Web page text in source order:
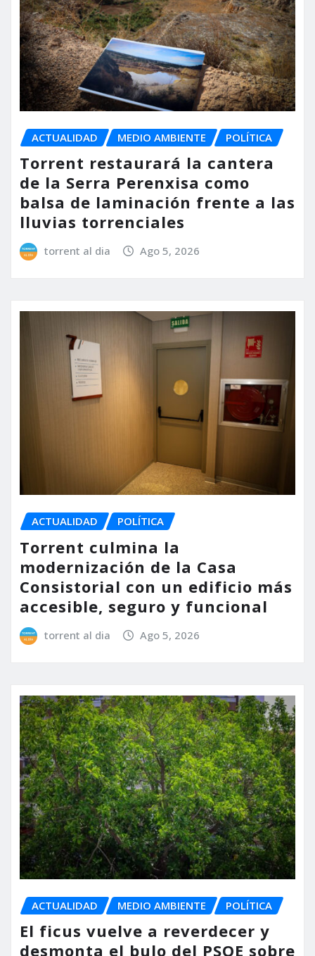
ACTUALIDAD MEDIO AMBIENTE POLÍTICA
Torrent restaurará la cantera
de la Serra Perenxisa como
balsa de laminación frente a las
lluvias torrenciales
torrent al dia Ago 5, 2026
ACTUALIDAD POLÍTICA
Torrent culmina la
modernización de la Casa
Consistorial con un edificio más
accesible, seguro y funcional
torrent al dia Ago 5, 2026
ACTUALIDAD MEDIO AMBIENTE POLÍTICA
El ficus vuelve a reverdecer y
desmonta el bulo del PSOE sobre